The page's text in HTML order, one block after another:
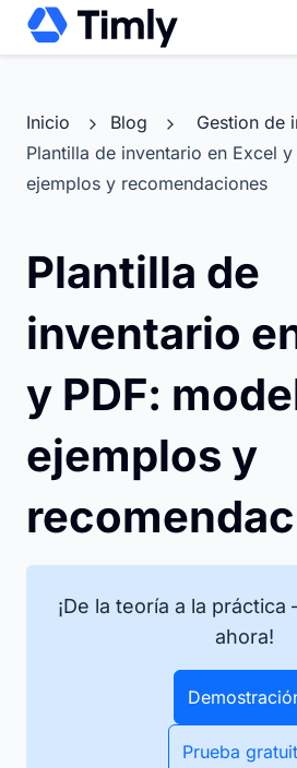
Inicio Blog
Gestion de
Plantilla de inventario en Excel
ejemplos y recomendaciones
Plantilla de
inventario
y PDF:
ejemplos y
¡De la teoría a la práctica
ahora!
Prueba